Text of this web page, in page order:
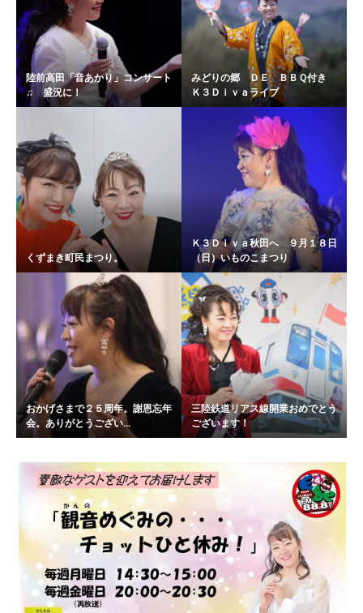
陸前高田「音あかり」コンサート
♫ 盛況に！
みどりの郷 ＤＥ ＢＢＱ付き
Ｋ３Ｄｉｖａライブ
くずまき町民まつり。
Ｋ３Ｄｉｖａ秋田へ ９月１８日
（日）いものこまつり
おかげさまで２５周年。謝恩忘年
会。ありがとうござい...
三陸鉄道リアス線開業おめでとう
ございます！